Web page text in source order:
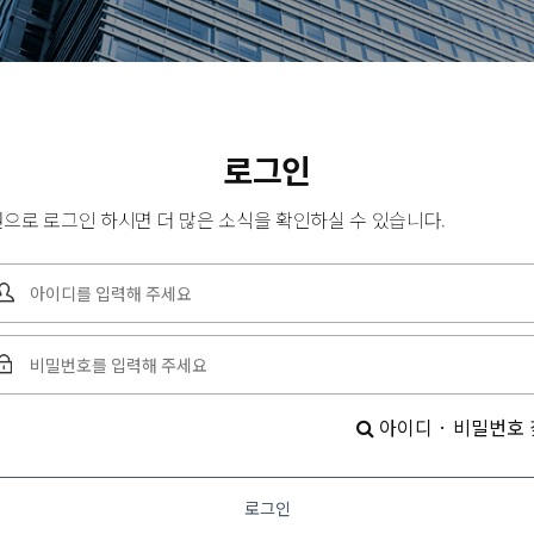
로그인
로 로그인 하시면 더 많은 소식을 확인하실 수 있습니다.
아이디 · 비밀번호
로그인